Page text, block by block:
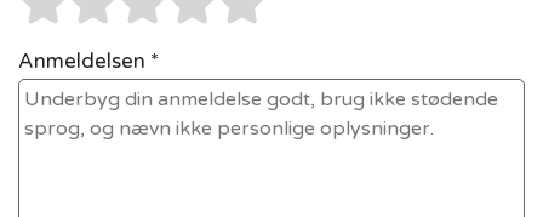
Anmeldelsen *